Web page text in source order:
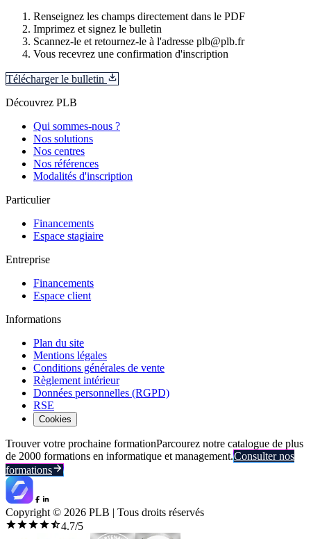
Renseignez les champs directement dans le PDF
Imprimez et signez le bulletin
Scannez-le et retournez-le à l'adresse plb@plb.fr
Vous recevrez une confirmation d'inscription
Télécharger le bulletin
Découvrez PLB
Qui sommes-nous ?
Nos solutions
Nos centres
Nos références
Modalités d'inscription
Particulier
Financements
Espace stagiaire
Entreprise
Financements
Espace client
Informations
Plan du site
Mentions légales
Conditions générales de vente
Règlement intérieur
Données personnelles (RGPD)
RSE
Cookies
Trouver votre prochaine formationParcourez notre catalogue de plus
de 2000 formations en informatique et management.Consulter nos
formations
Copyright © 2026 PLB | Tous droits réservés
4.7/5